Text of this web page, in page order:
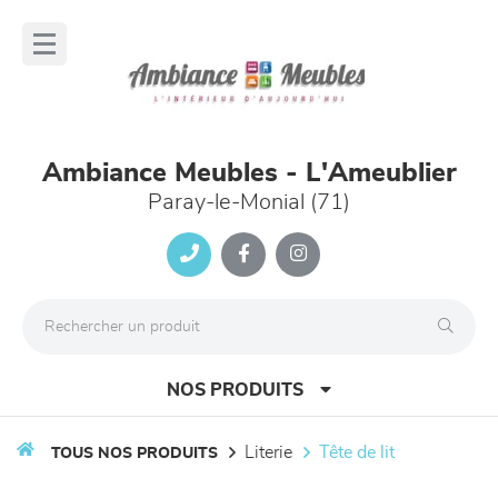
Ambiance Meubles - L'Ameublier
Paray-le-Monial (71)
NOS PRODUITS
TOUS NOS PRODUITS literie tête de lit